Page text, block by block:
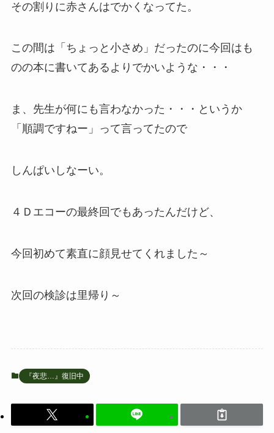
その割りに赤さんはでかくなってた。
この間は「ちょっと小さめ」だったのに今回はも
のの本に書いてあるよりでかいような・・・
ま、先生が何にも言わなかった・・・というか
「順調ですねー」って言ってたので
しんぱいしなーい。
４Ｄエコーの最終回でもあったんだけど、
今回初めて素直に顔見せてくれました～
次回の検診は里帰り～
『夜悲…』復旧中